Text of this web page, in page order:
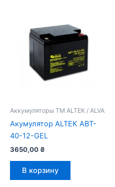
Аккумуляторы ТМ ALTEK / ALVA
Акумулятор ALTEK ABT-
40-12-GEL
3650,00 ₴
В корзину